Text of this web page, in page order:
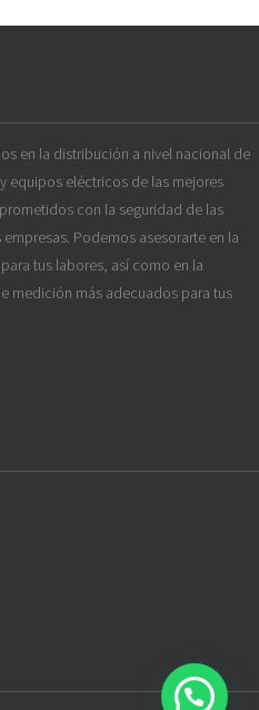
en la distribución a nivel nacional de
equipos eléctricos de las mejores
con la seguridad de las
Podemos asesorarte en la
tus labores, así como en la
medición más adecuados para tus